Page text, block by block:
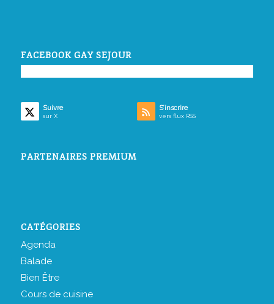
FACEBOOK GAY SEJOUR
Suivre
sur X
S’inscrire
vers flux RSS
PARTENAIRES PREMIUM
CATÉGORIES
Agenda
Balade
Bien Être
Cours de cuisine